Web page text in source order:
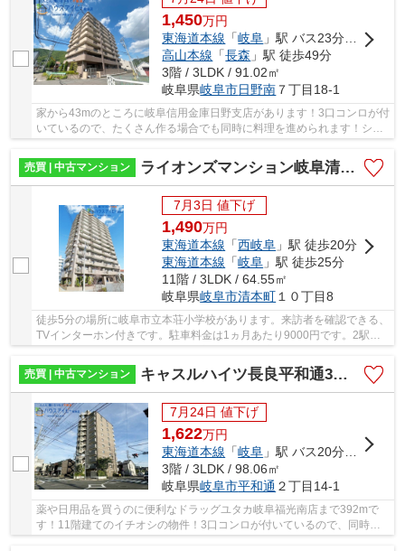
1,450万円
東海道本線 「岐阜 」駅 バス23分 「日野橋（岐阜県）」 停歩6分
高山本線 「長森 」駅 徒歩49分
3階 / 3LDK / 91.02㎡
岐阜県岐阜市日野南 ７丁目18-1
家から43mのところに岐阜信用金庫日野支店があります！3口コンロが付
いているので、たくさん作る場合でも同時に料理を進められます！シス
売買 | 中古マンション
ライオンズマンション岐阜清本町！11階につき眺望日当り良好♪フルリノベーション済み！西岐阜駅19分！
7月3日 値下げ
1,490万円
東海道本線 「西岐阜 」駅 徒歩20分
東海道本線 「岐阜 」駅 徒歩25分
11階 / 3LDK / 64.55㎡
岐阜県岐阜市清本町 １０丁目8
徒歩5分の場所に岐阜市立本荘小学校があります。来訪者を確認できる、
TVインターホン付きです。駐車料金は1ヵ月あたり9000円です。2駅利
売買 | 中古マンション
キャスルハイツ長良平和通3階部分！広い玄関とランドリースペースが特徴的な3LDK！トランクルームあり
7月24日 値下げ
1,622万円
東海道本線 「岐阜 」駅 バス20分 「長良平和通」 停歩1分
3階 / 3LDK / 98.06㎡
岐阜県岐阜市平和通 ２丁目14-1
薬や日用品を買うのに便利なドラッグユタカ岐阜福光南店まで392mで
す！11階建てのイチオシの物件！3口コンロが付いているので、同時に